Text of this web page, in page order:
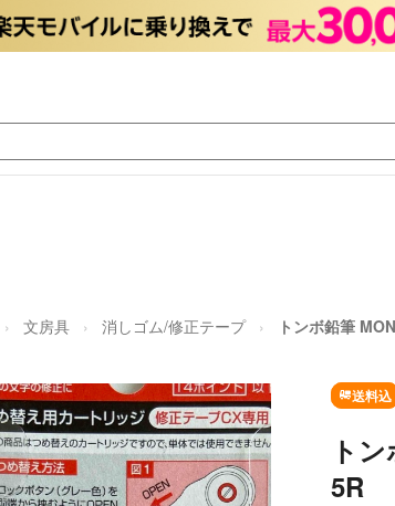
文房具 消しゴム/修正テープ トンボ鉛筆
送料込
ト
5R